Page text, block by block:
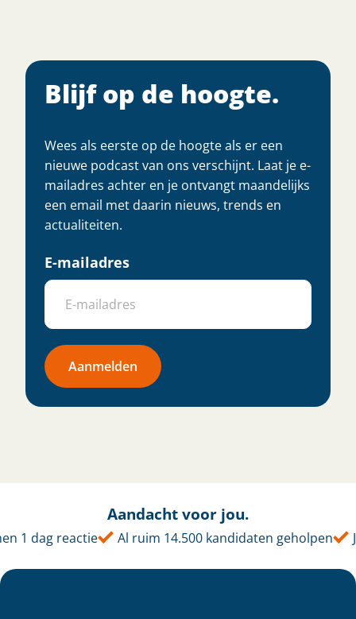
Blijf op de hoogte.
Wees als eerste op de hoogte als er een
nieuwe podcast van ons verschijnt. Laat je e-
mailadres achter en je ontvangt maandelijks
een email met daarin nieuws, trends en
actualiteiten.
E-mailadres
Aanmelden
Aandacht voor jou.
1 dag reactie Al ruim 14.500 kandidaten geholpen